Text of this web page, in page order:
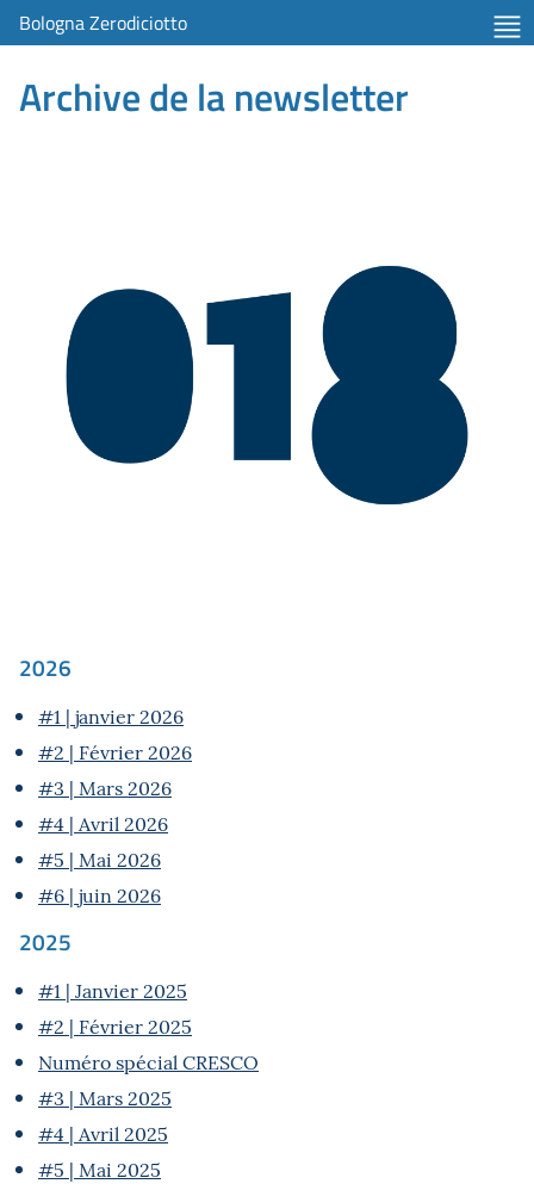
Bologna Zerodiciotto
Archive de la newsletter
2026
#1 | janvier 2026
#2 | Février 2026
#3 | Mars 2026
#4 | Avril 2026
#5 | Mai 2026
#6 | juin 2026
2025
#1 | Janvier 2025
#2 | Février 2025
Numéro spécial CRESCO
#3 | Mars 2025
#4 | Avril 2025
#5 | Mai 2025